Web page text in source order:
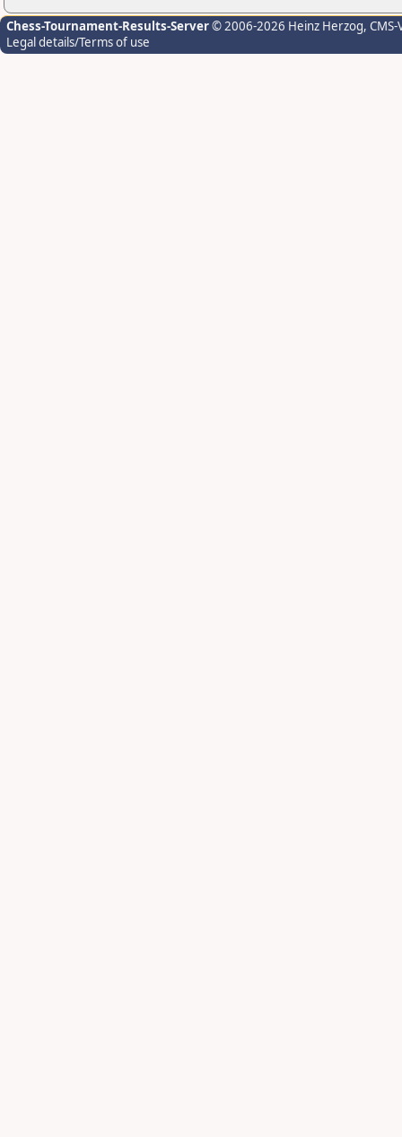
Chess-Tournament-Results-Server© 2006-2026 Heinz Herzog,
Legal details/Terms of use